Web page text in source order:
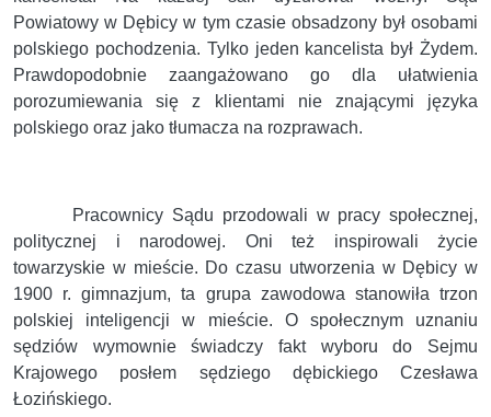
Powiatowy w Dębicy w tym czasie obsadzony był osobami
polskiego pochodzenia. Tylko jeden kancelista był Żydem.
Prawdopodobnie zaangażowano go dla ułatwienia
porozumiewania się z klientami nie znającymi języka
polskiego oraz jako tłumacza na rozprawach.
Pracownicy Sądu przodowali w pracy społecznej,
politycznej i narodowej. Oni też inspirowali życie
towarzyskie w mieście. Do czasu utworzenia w Dębicy w
1900 r. gimnazjum, ta grupa zawodowa stanowiła trzon
polskiej inteligencji w mieście. O społecznym uznaniu
sędziów wymownie świadczy fakt wyboru do Sejmu
Krajowego posłem sędziego dębickiego Czesława
Łozińskiego.